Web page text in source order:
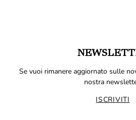
Se vuoi rimanere aggiornato sulle
nostra
ISCRIVITI